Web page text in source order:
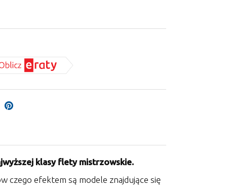
klasy flety mistrzowskie.
czego efektem są modele znajdujące się